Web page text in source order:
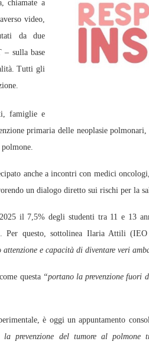
chiamate a
video,
da due
– sulla base
Tutti gli
famiglie e
primaria delle neoplasie
anche a incontri con medici
un dialogo diretto sui rischi per la
il 7,5% degli studenti tra 11 e 13
Per questo, sottolinea Ilaria Attili
attenzione e capacità di diventare veri
questa “portano la prevenzione fuori
è oggi un appuntamento
prevenzione del tumore al polmone